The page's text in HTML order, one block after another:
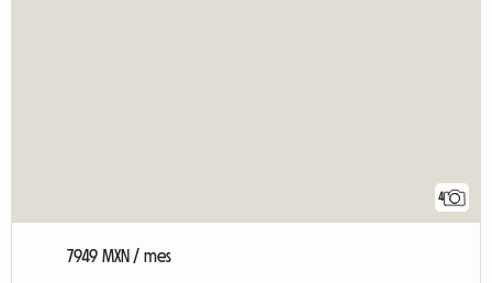
4
7949 MXN / mes